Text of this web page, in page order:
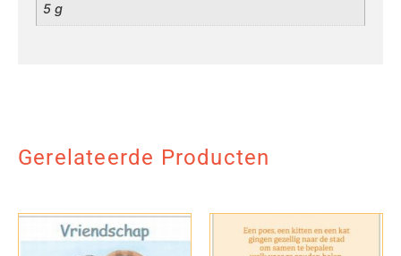
5 g
Gerelateerde Producten